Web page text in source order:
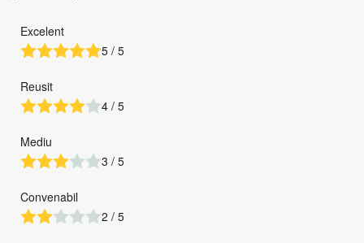
Excelent
5 / 5
Reusit
4 / 5
Mediu
3 / 5
Convenabil
2 / 5